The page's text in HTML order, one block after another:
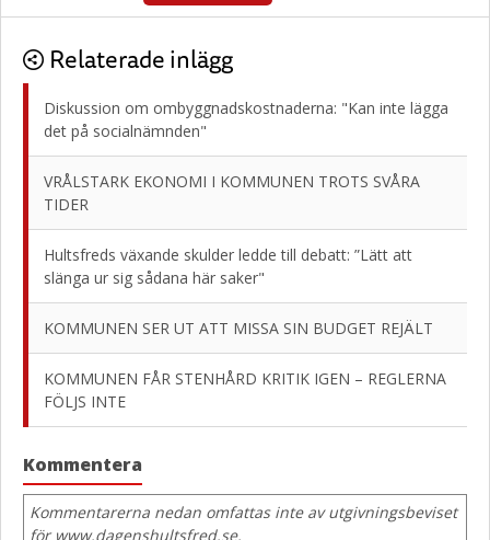
Relaterade inlägg
Diskussion om ombyggnadskostnaderna: "Kan inte lägga
det på socialnämnden"
VRÅLSTARK EKONOMI I KOMMUNEN TROTS SVÅRA
TIDER
Hultsfreds växande skulder ledde till debatt: ”Lätt att
slänga ur sig sådana här saker"
KOMMUNEN SER UT ATT MISSA SIN BUDGET REJÄLT
KOMMUNEN FÅR STENHÅRD KRITIK IGEN – REGLERNA
FÖLJS INTE
Kommentera
Kommentarerna nedan omfattas inte av utgivningsbeviset
för www.dagenshultsfred.se.